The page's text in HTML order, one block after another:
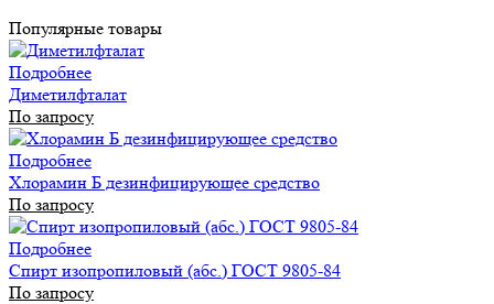
Популярные товары
Подробнее
Диметилфталат
По запросу
Подробнее
Хлорамин Б дезинфицирующее средство
По запросу
Подробнее
Спирт изопропиловый (абс.) ГОСТ 9805-84
По запросу